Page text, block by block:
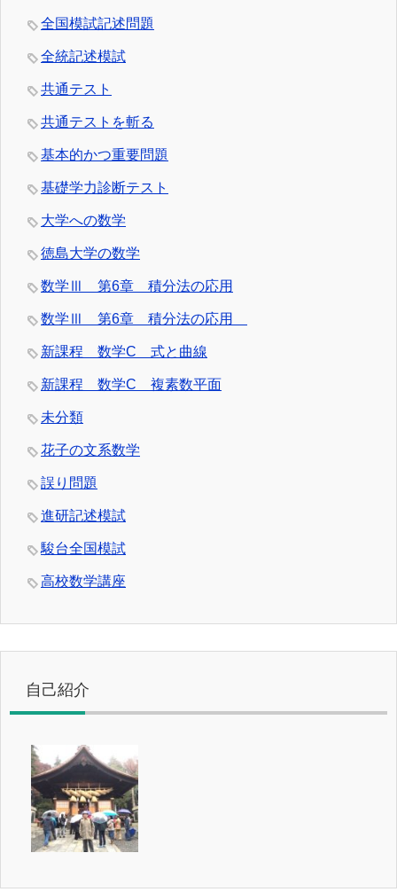
全国模試記述問題
全統記述模試
共通テスト
共通テストを斬る
基本的かつ重要問題
基礎学力診断テスト
大学への数学
徳島大学の数学
数学Ⅲ 第6章 積分法の応用
数学Ⅲ 第6章 積分法の応用
新課程 数学C 式と曲線
新課程 数学C 複素数平面
未分類
花子の文系数学
誤り問題
進研記述模試
駿台全国模試
高校数学講座
自己紹介